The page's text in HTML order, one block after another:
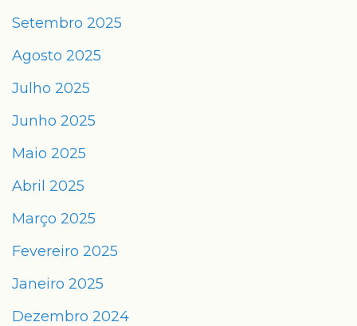
Setembro 2025
Agosto 2025
Julho 2025
Junho 2025
Maio 2025
Abril 2025
Março 2025
Fevereiro 2025
Janeiro 2025
Dezembro 2024